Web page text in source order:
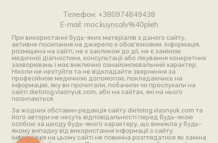
Телефон: +380974849438
E-mail: moc.kuynsalv%40pleh
При використанні будь-яких матеріалів з даного сайту,
активне посилання на джерело є обов'язковим. Інформація,
розміщена на сайті, не є закликом до дії, не є заміною
медичної діагностики, консультації або лікування конкретних
захворювань і має виключно ознайомлювальний характер.
Ніколи не нехтуйте та не відкладайте звернення за
професійною медичною допомогою, покладаючись на
інформацію, яку ви прочитали, побачили чи прослухали на
сайті dietolog.vlasnyuk.com, або на сайтах, які на нього
посилаються.
За жодних обставин редакція сайту dietolog.vlasnyuk.com та
його автори не несуть відповідальності перед будь-якою
особою за шкоду будь-якого характеру, що виникла у будь-
якому випадку від використання інформації з сайту.
Інформація на цьому сайті не повинна розглядатися як заміна